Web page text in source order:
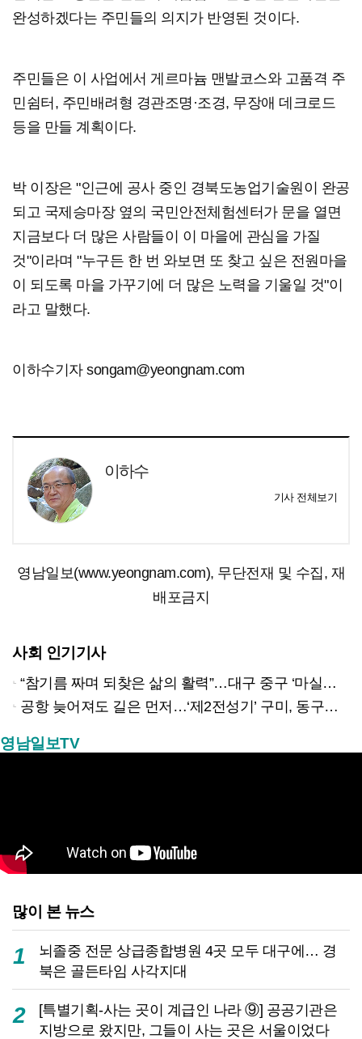
완성하겠다는 주민들의 의지가 반영된 것이다.
주민들은 이 사업에서 게르마늄 맨발코스와 고품격 주
민쉼터, 주민배려형 경관조명·조경, 무장애 데크로드
등을 만들 계획이다.
박 이장은 "인근에 공사 중인 경북도농업기술원이 완공
되고 국제승마장 옆의 국민안전체험센터가 문을 열면
지금보다 더 많은 사람들이 이 마을에 관심을 가질
것"이라며 "누구든 한 번 와보면 또 찾고 싶은 전원마을
이 되도록 마을 가꾸기에 더 많은 노력을 기울일 것"이
라고 말했다.
이하수기자 songam@yeongnam.com
이하수
기사 전체보기
영남일보(www.yeongnam.com), 무단전재 및 수집, 재
배포금지
사회 인기기사
“참기름 짜며 되찾은 삶의 활력”…대구 중구 ‘마실방앗간’ 어르신들의 인생 2막
공항 늦어져도 길은 먼저…‘제2전성기’ 구미, 동구미역 더 절실
영남일보TV
많이 본 뉴스
1
뇌졸중 전문 상급종합병원 4곳 모두 대구에… 경
북은 골든타임 사각지대
2
[특별기획-사는 곳이 계급인 나라 ⑨] 공공기관은
지방으로 왔지만, 그들이 사는 곳은 서울이었다